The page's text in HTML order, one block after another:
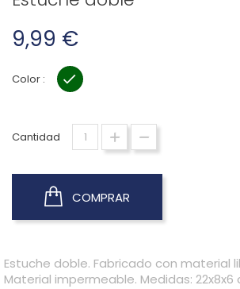
9,99 €
Color : VERDE
Cantidad
COMPRAR
Estuche doble. Fabricado con material
Material impermeable. Medidas: 22x8x6